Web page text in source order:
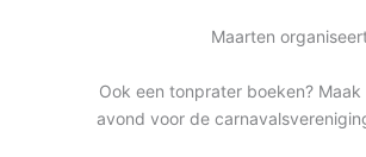
Maarten
Ook een tonprater boeken?
avond voor de